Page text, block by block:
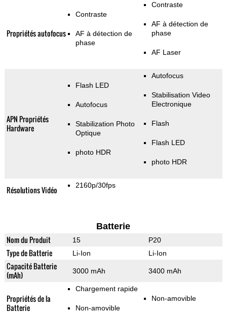
Propriétés autofocus
Contraste
AF à détection de
phase
Contraste
AF à détection de
phase
AF Laser
APN Propriétés
Hardware
Flash LED
Autofocus
Stabilization Photo
Optique
photo HDR
Autofocus
Stabilisation Video
Electronique
Flash
Flash LED
photo HDR
Résolutions Vidéo 2160p/30fps
Batterie
Nom du Produit 15 P20
Type de Batterie Li-Ion Li-Ion
Capacité Batterie
(mAh)
3000 mAh 3400 mAh
Propriétés de la
Batterie
Chargement rapide
Non-amovible
Non-amovible